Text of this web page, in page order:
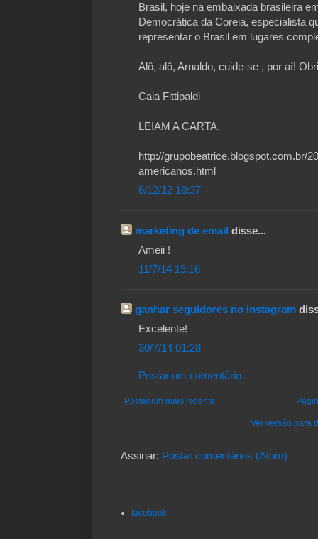
Brasil, hoje na embaixada brasileira
Democrática da Coreia, especialista
representar o Brasil em lugares
Alô, alô, Arnaldo, cuide-se , por aí!
Caia Fittipaldi
LEIAM A CARTA.
http://grupobeatrice.blogspot.com.br/
americanos.html
6/12/12 18:37
marketing de email disse...
Ameii !
11/7/14 19:16
ganhar seguidores no instagram
Excelente!
30/7/14 01:28
Postar um comentário
Postagem mais recente
Ver versão para
Assinar: Postar comentários (Atom)
facebook